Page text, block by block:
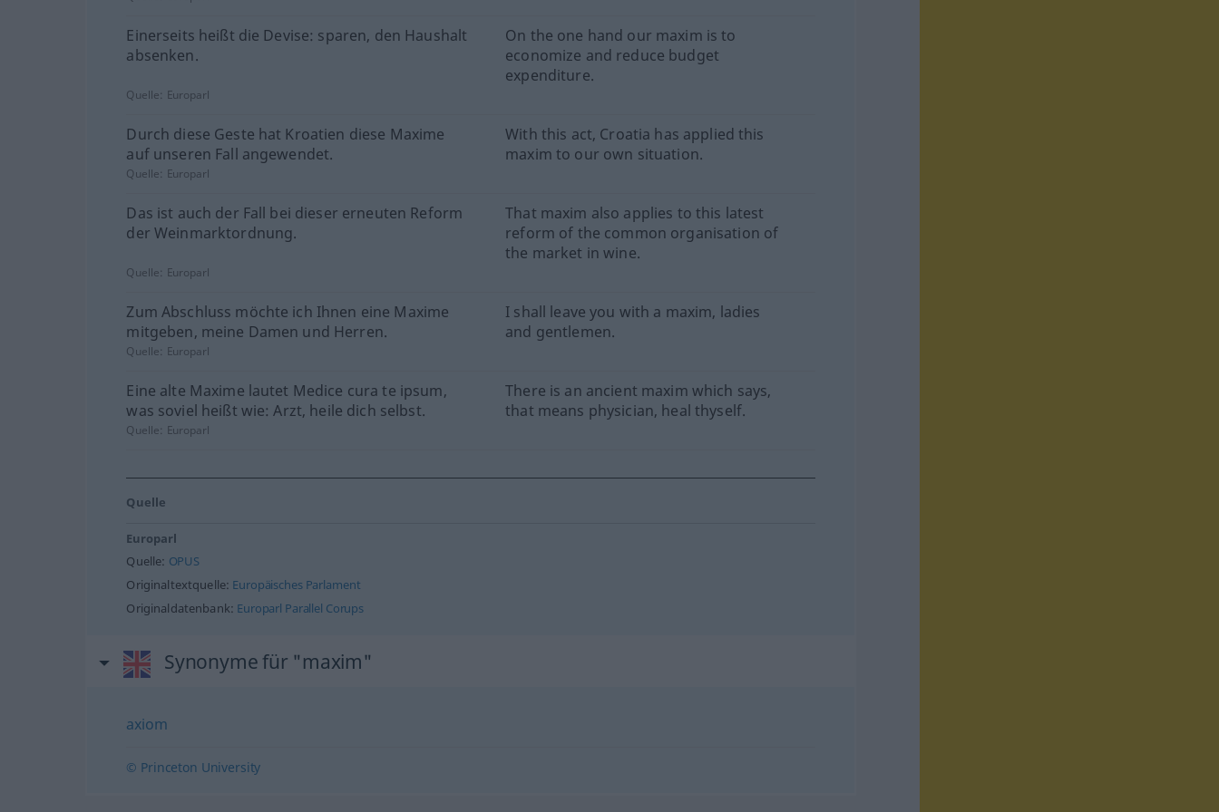
Einerseits heißt die Devise: sparen, den Haushalt
absenken.
On the one hand our maxim is to
economize and reduce budget
expenditure.
Quelle: Europarl
Durch diese Geste hat Kroatien diese Maxime
auf unseren Fall angewendet.
With this act, Croatia has applied this
maxim to our own situation.
Quelle: Europarl
Das ist auch der Fall bei dieser erneuten Reform
der Weinmarktordnung.
That maxim also applies to this latest
reform of the common organisation of
the market in wine.
Quelle: Europarl
Zum Abschluss möchte ich Ihnen eine Maxime
mitgeben, meine Damen und Herren.
I shall leave you with a maxim, ladies
and gentlemen.
Quelle: Europarl
Eine alte Maxime lautet Medice cura te ipsum,
was soviel heißt wie: Arzt, heile dich selbst.
There is an ancient maxim which says,
that means physician, heal thyself.
Quelle: Europarl
Quelle
Europarl
Quelle: OPUS
Originaltextquelle: Europäisches Parlament
Originaldatenbank: Europarl Parallel Corups
Synonyme für "maxim"
axiom
© Princeton University